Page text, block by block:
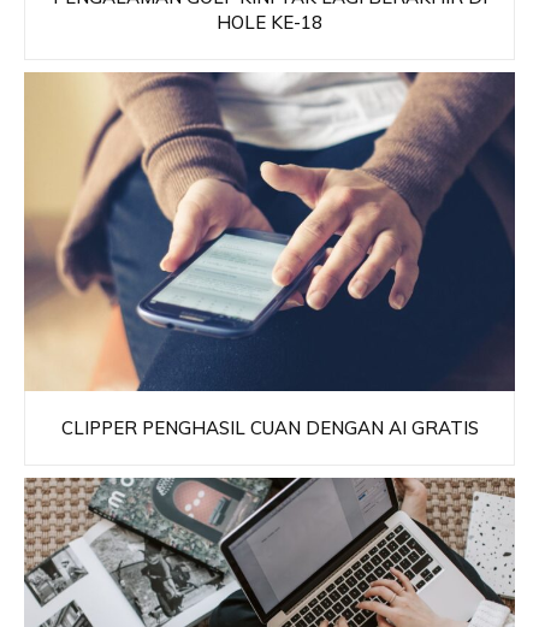
HOLE KE-18
CLIPPER PENGHASIL CUAN DENGAN AI GRATIS